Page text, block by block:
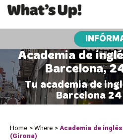
Academia de
Barcelona,
Tu academia de
Barcelona
Home >Where >Academia de
(Girona)